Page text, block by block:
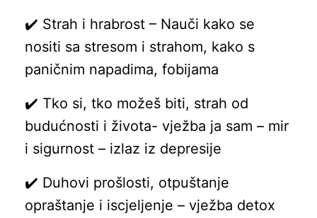
✔️ Strah i hrabrost – Nauči kako se
nositi sa stresom i strahom, kako s
paničnim napadima, fobijama
✔️ Tko si, tko možeš biti, strah od
budućnosti i života- vježba ja sam – mir
i sigurnost – izlaz iz depresije
✔️ Duhovi prošlosti, otpuštanje
opraštanje i iscjeljenje – vježba detox